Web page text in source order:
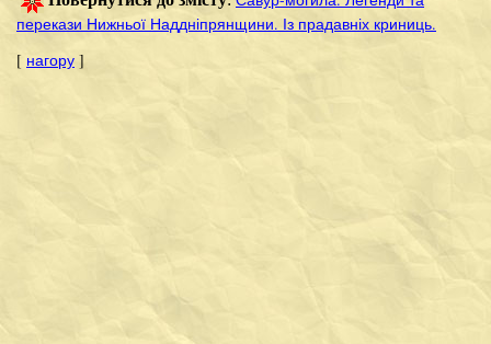
перекази Нижньої Наддніпрянщини. Із прадавніх криниць.
[ нагору ]